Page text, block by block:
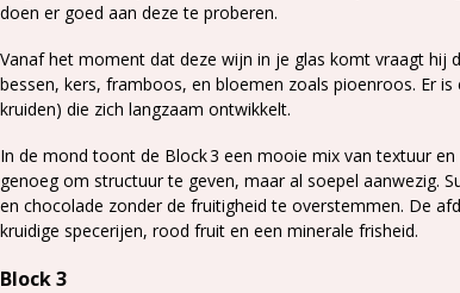
doen er goed aan deze te proberen.
Vanaf het moment dat deze wijn in je glas komt vraagt hij
bessen, kers, framboos, en bloemen zoals pioenroos. Er
kruiden) die zich langzaam ontwikkelt.
In de mond toont de Block 3 een mooie mix van textuur
genoeg om structuur te geven, maar al soepel aanwezig.
en chocolade zonder de fruitigheid te overstemmen. De
kruidige specerijen, rood fruit en een minerale frisheid.
Block 3